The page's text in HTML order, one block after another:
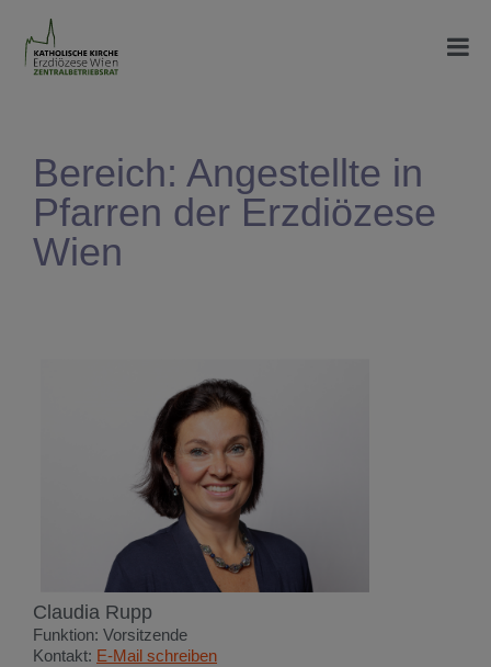
Bereich: Angestellte in
Pfarren der Erzdiözese
Wien
Claudia Rupp
Funktion: Vorsitzende
Kontakt: E-Mail schreiben